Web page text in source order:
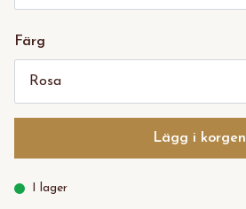
Färg
Lägg i korgen
I lager